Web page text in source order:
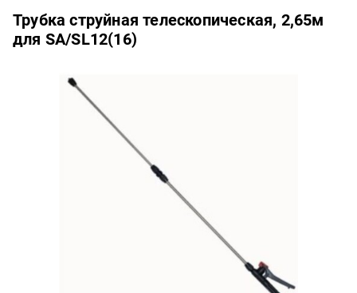
+375 (29) 765-57-74
Трубка струйная телескопическая, 2,65м
для SA/SL12(16)